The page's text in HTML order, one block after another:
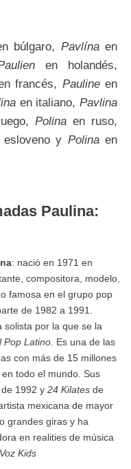
búlgaro, Pavlínaen
en holandés,
francés, Paulineen
en italiano,Pavlina
Polinaen ruso,
esloveno y Polinaen
Paulina:
: nació en 1971 en
compositora, modelo,
famosa en el grupo pop
de 1982 a 1991.
solista por la que se la
Pop Latino. Es una de las
con más de 15 millones
todo el mundo. Sus
de 1992 y 24 Kilates de
mexicana de mayor
grandes giras y ha
en realities de música
Kids